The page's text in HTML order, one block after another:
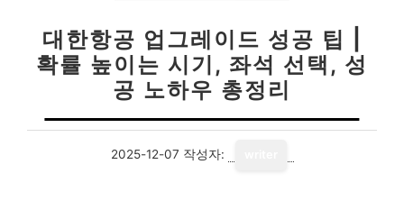
대한항공 업그레이드 성공 팁 |
확률 높이는 시기, 좌석 선택, 성
공 노하우 총정리
2025-12-07 작성자: